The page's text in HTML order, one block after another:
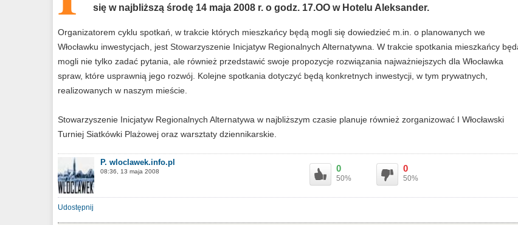
się w najbliższą środę 14 maja 2008 r. o godz. 17.OO w Hotelu Aleksander.
Organizatorem cyklu spotkań, w trakcie których mieszkańcy będą mogli się dowiedzieć m.in. o planowanych we
Włocławku inwestycjach, jest Stowarzyszenie Inicjatyw Regionalnych Alternatywna. W trakcie spotkania mieszkańcy
mogli nie tylko zadać pytania, ale również przedstawić swoje propozycje rozwiązania najważniejszych dla Włocławka
spraw, które usprawnią jego rozwój. Kolejne spotkania dotyczyć będą konkretnych inwestycji, w tym prywatnych,
realizowanych w naszym mieście.
Stowarzyszenie Inicjatyw Regionalnych Alternatywa w najbliższym czasie planuje również zorganizować I Włocławski
Turniej Siatkówki Plażowej oraz warsztaty dziennikarskie.
P. wloclawek.info.pl
08:36, 13 maja 2008 0
50%
0
50%
Udostępnij